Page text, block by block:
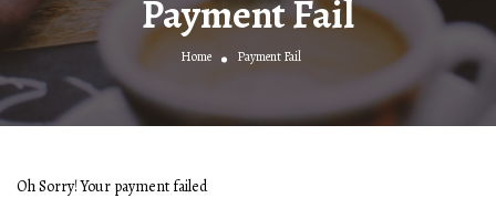
Payment Fail
Home Payment Fail
Oh Sorry! Your payment failed